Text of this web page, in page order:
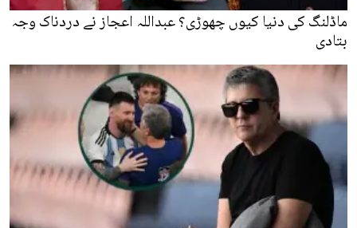
ماڈلنگ کی دنیا کیوں چھوڑی؟ عبداللہ اعجاز نے دردناک وجہ
بتادی